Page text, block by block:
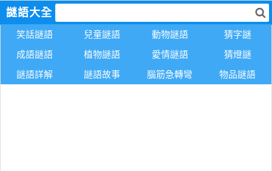
謎語大全
笑話謎語 兒童謎語 動物謎語
猜字謎
成語謎語
植物謎語 愛情謎語
猜燈謎
謎語詳解
謎語故事 腦筋急轉彎 物品謎語